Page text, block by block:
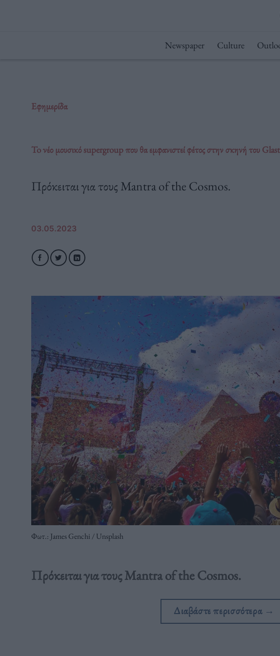
Newspaper Culture
Εφημερίδα
To νέο μουσικό supergroup που θα εμφανιστεί φέτος στην σκηνή του
Πρόκειται για τους Mantra of the Cosmos.
03.05.2023
Φωτ.: James Genchi / Unsplash
Πρόκειται για τους Mantra of the Cosmos.
Διαβάστε περισσότερα →